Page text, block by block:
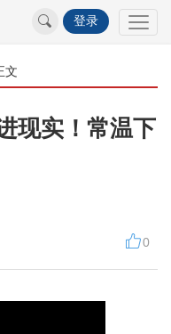
登录
文
现实！常温下
0